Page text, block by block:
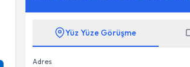
Yüz Yüze Görüşme
Adres